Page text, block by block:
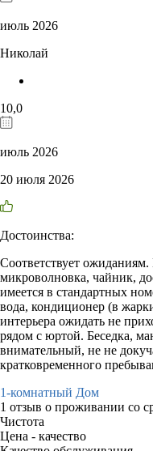
июль 2026
Николай
10,0
июль 2026
20 июля 2026
Достоинства:
Соответствует
микроволновка, чайник,
имеется в стандартных
вода, кондиционер (в
интерьера ожидать не
рядом с юртой. Беседка,
внимательный, не не
кратковременного
1-комнатный Дом
1 отзыв о проживании со
Чистота
Цена - качество